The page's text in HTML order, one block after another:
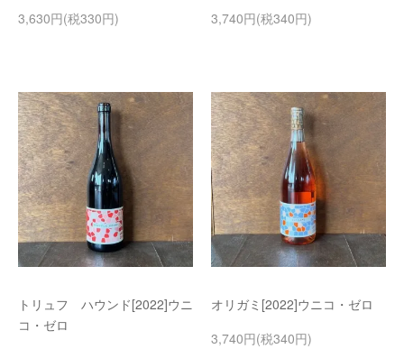
3,630円(税330円)
3,740円(税340円)
トリュフ ハウンド[2022]ウニ
コ・ゼロ
オリガミ[2022]ウニコ・ゼロ
3,740円(税340円)